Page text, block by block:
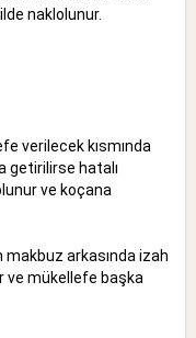
naklolunur.
verilecek kısmında
getirilirse hatalı
ve koçana
makbuz arkasında izah
ve mükellefe başka